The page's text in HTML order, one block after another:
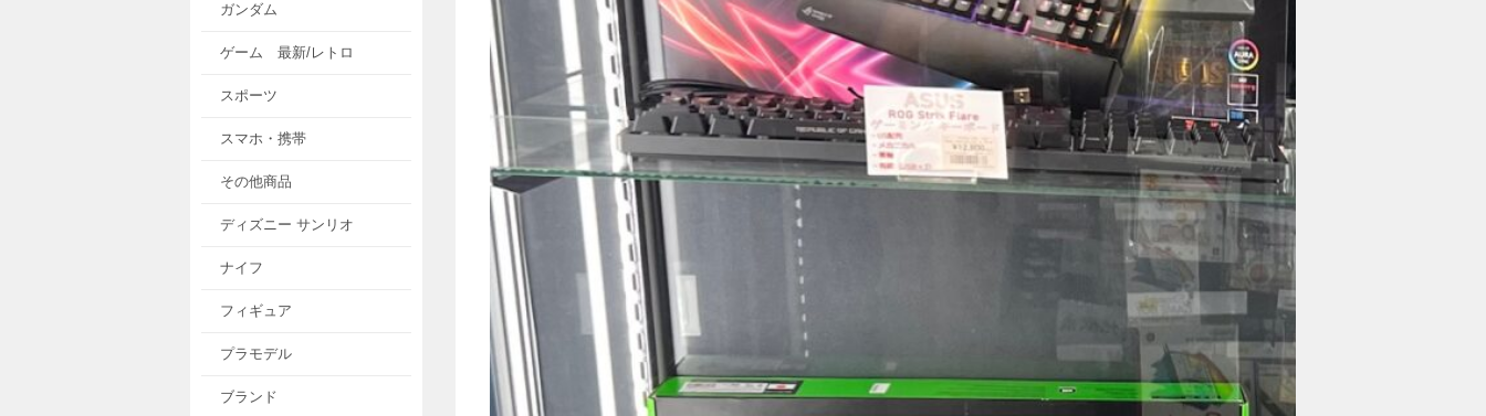
ガンダム
ゲーム 最新/レトロ
スポーツ
スマホ・携帯
その他商品
ディズニー サンリオ
ナイフ
フィギュア
プラモデル
ブランド